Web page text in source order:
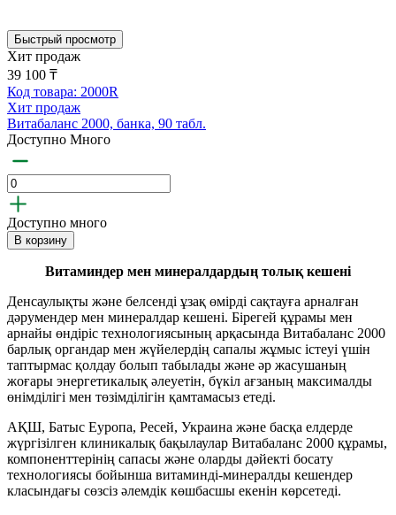
Быстрый просмотр
Хит продаж
39 100 ₸
Код товара: 2000R
Хит продаж
Витабаланс 2000, банка, 90 табл.
Доступно Много
Доступно много
В корзину
Витаминдер мен минералдардың толық кешені
Денсаулықты және белсенді ұзақ өмірді сақтауға арналған
дәрумендер мен минералдар кешені. Бірегей құрамы мен
арнайы өндіріс технологиясының арқасында Витабаланс 2000
барлық органдар мен жүйелердің сапалы жұмыс істеуі үшін
таптырмас қолдау болып табылады және әр жасушаның
жоғары энергетикалық әлеуетін, бүкіл ағзаның максималды
өнімділігі мен төзімділігін қамтамасыз етеді.
АҚШ, Батыс Еуропа, Ресей, Украина және басқа елдерде
жүргізілген клиникалық бақылаулар Витабаланс 2000 құрамы,
компоненттерінің сапасы және оларды дәйекті босату
технологиясы бойынша витаминді-минералды кешендер
класындағы сөзсіз әлемдік көшбасшы екенін көрсетеді.